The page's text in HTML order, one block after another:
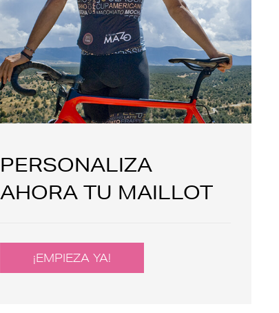
PERSONALIZA
AHORA TU MAILLOT
¡EMPIEZA YA!